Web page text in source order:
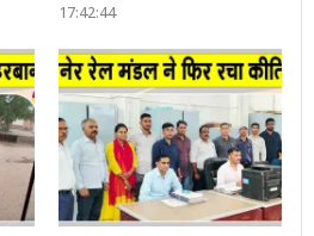
17:42:44